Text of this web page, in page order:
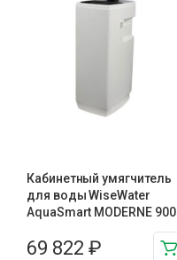
Кабинетный умягчитель
для воды WiseWater
AquaSmart MODERNE 900
69 822 ₽